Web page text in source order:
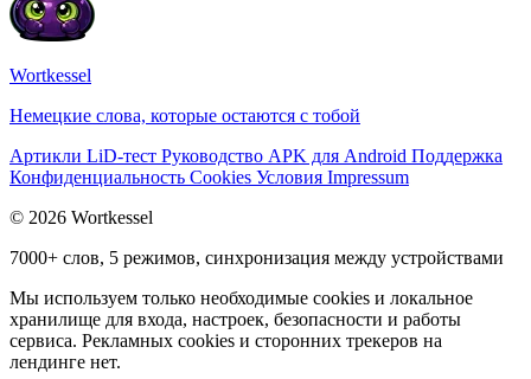
Wortkessel
Немецкие слова, которые остаются с тобой
Артикли LiD-тест Руководство APK для Android Поддержка
Конфиденциальность Cookies Условия Impressum
© 2026 Wortkessel
7000+ слов, 5 режимов, синхронизация между устройствами
Мы используем только необходимые cookies и локальное
хранилище для входа, настроек, безопасности и работы
сервиса. Рекламных cookies и сторонних трекеров на
лендинге нет.